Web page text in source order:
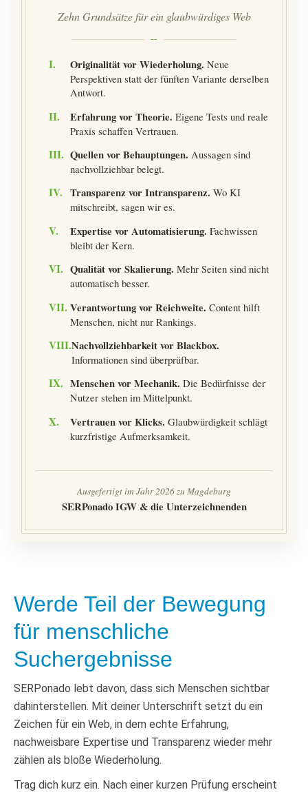
Zehn Grundsätze für ein glaubwürdiges Web
I. Originalität vor Wiederholung. Neue
Perspektiven statt der fünften Variante derselben
Antwort.
II. Erfahrung vor Theorie. Eigene Tests und reale
Praxis schaffen Vertrauen.
III. Quellen vor Behauptungen. Aussagen sind
nachvollziehbar belegt.
IV. Transparenz vor Intransparenz. Wo KI
mitschreibt, sagen wir es.
V. Expertise vor Automatisierung. Fachwissen
bleibt der Kern.
VI. Qualität vor Skalierung. Mehr Seiten sind nicht
automatisch besser.
VII. Verantwortung vor Reichweite. Content hilft
Menschen, nicht nur Rankings.
VIII.Nachvollziehbarkeit vor Blackbox.
Informationen sind überprüfbar.
IX. Menschen vor Mechanik. Die Bedürfnisse der
Nutzer stehen im Mittelpunkt.
X. Vertrauen vor Klicks. Glaubwürdigkeit schlägt
kurzfristige Aufmerksamkeit.
Ausgefertigt im Jahr 2026 zu Magdeburg
SERPonado IGW & die Unterzeichnenden
Werde Teil der Bewegung
für menschliche
Suchergebnisse
SERPonado lebt davon, dass sich Menschen sichtbar
dahinterstellen. Mit deiner Unterschrift setzt du ein
Zeichen für ein Web, in dem echte Erfahrung,
nachweisbare Expertise und Transparenz wieder mehr
zählen als bloße Wiederholung.
Trag dich kurz ein. Nach einer kurzen Prüfung erscheint